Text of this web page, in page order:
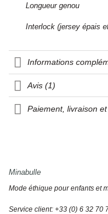
Longueur genou
Interlock (jersey épais
Informations
Avis (1)
Paiement, livraison
Minabulle
Mode éthique pour enfants et
Service client: +33 (0) 6 32 70